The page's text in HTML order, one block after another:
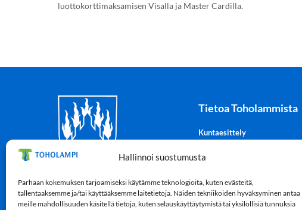
Hallinnoi suostumusta
Parhaan kokemuksen tarjoamiseksi käytämme teknologioita, kuten evästeitä,
tallentaaksemme ja/tai käyttääksemme laitetietoja. Näiden tekniikoiden hyväksyminen antaa
meille mahdollisuuden käsitellä tietoja, kuten selauskäyttäytymistä tai yksilöllisiä tunnuksia
luottokorttimaksamisen Visalla ja Master Cardilla.
Lampintie 5, 69300 Toholampi
Y-tunnus: 0182779-8
Tietoa Toholammista
Kuntaesittely
Tilastot
Kunnantalo
Laskutustiedot